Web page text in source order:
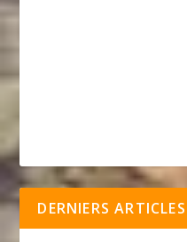
DERNIERS ARTICLES